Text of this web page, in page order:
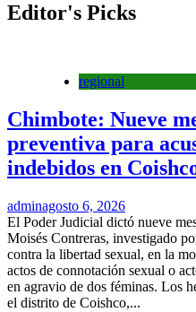
Editor's Picks
regional
Chimbote: Nueve
preventiva para
indebidos en
adminagosto 6, 2026
El Poder Judicial dictó nueve
Moisés Contreras, investigado
contra la libertad sexual, en la
actos de connotación sexual o
en agravio de dos féminas. Los
el distrito de Coishco,...